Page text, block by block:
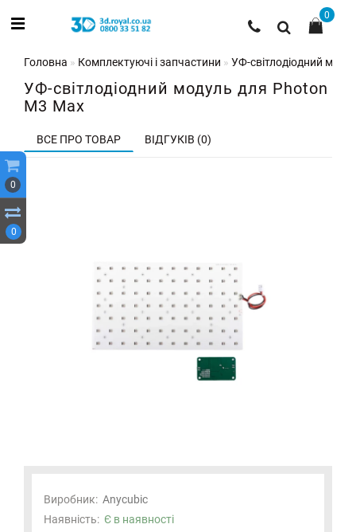
0
0
0
Головна Комплектуючі і запчастини УФ-світлодіодний
УФ-світлодіодний модуль для Photon
M3 Max
ВСЕ ПРО ТОВАР ВІДГУКІВ (0)
Виробник: Anycubic
Наявність: Є в наявності